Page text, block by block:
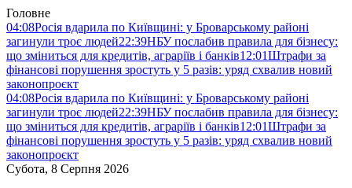
Головне
04:08Росія вдарила по Київщині: у Броварському районі
загинули троє людей22:39НБУ послабив правила для бізнесу:
що зміниться для кредитів, аграріїв і банків12:01Штрафи за
фінансові порушення зростуть у 5 разів: уряд схвалив новий
законопроєкт
04:08Росія вдарила по Київщині: у Броварському районі
загинули троє людей22:39НБУ послабив правила для бізнесу:
що зміниться для кредитів, аграріїв і банків12:01Штрафи за
фінансові порушення зростуть у 5 разів: уряд схвалив новий
законопроєкт
Субота, 8 Серпня 2026